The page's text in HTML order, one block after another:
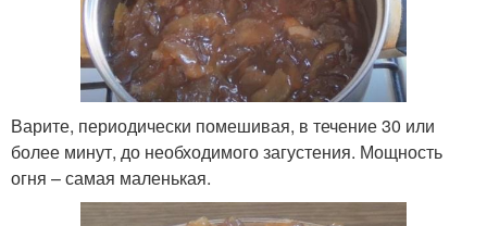
Варите, периодически помешивая, в течение 30 или
более минут, до необходимого загустения. Мощность
огня – самая маленькая.